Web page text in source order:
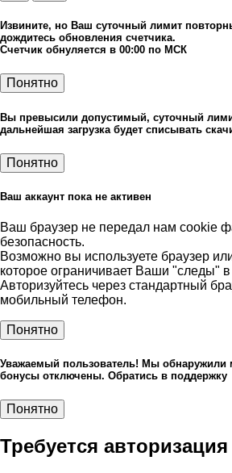
Извините, но Ваш суточный лимит
дождитесь обновления счетчика.
Счетчик обнуляется в 00:00 по МСК
Понятно
Вы превысили допустимый, суточный
дальнейшая загрузка будет списывать
Понятно
Ваш аккаунт пока не активен
Ваш браузер не передал нам cookie
безопасность.
Возможно вы используете браузер
которое ограничивает Ваши "следы" в
Авторизуйтесь через стандартный
мобильный телефон.
Понятно
Уважаемый пользователь! Мы обнаружили
бонусы отключены. Обратись в поддержку
Понятно
Требуется авторизация